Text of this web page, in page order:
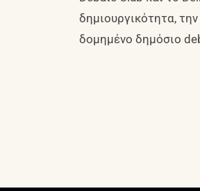
δημιουργικότητα,
δομημένο δημόσιο